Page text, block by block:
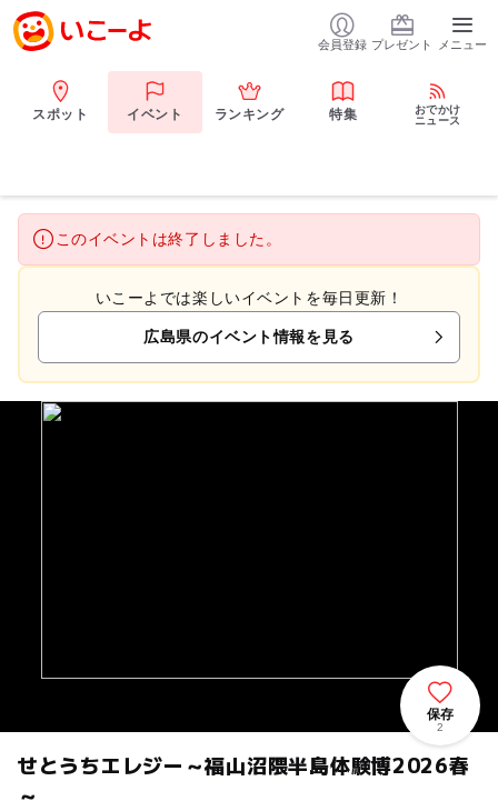
会員登録 プレゼント メニュー
スポット イベント ランキング 特集
おでかけ
ニュース
このイベントは終了しました。
いこーよでは楽しいイベントを毎日更新！
広島県のイベント情報を見る
せとうちエレジー～福山沼隈半島体験博2026春
～
保存
2